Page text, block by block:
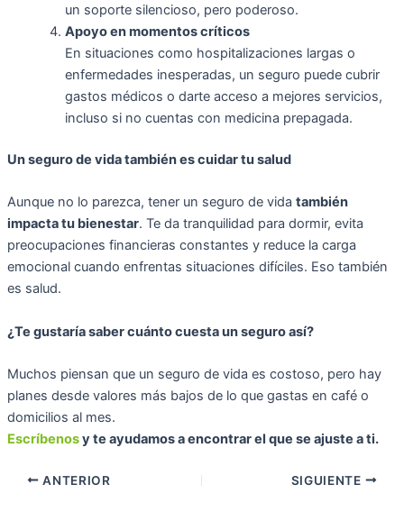
un soporte silencioso, pero poderoso.
Apoyo en momentos críticos
En situaciones como hospitalizaciones largas o
enfermedades inesperadas, un seguro puede cubrir
gastos médicos o darte acceso a mejores servicios,
incluso si no cuentas con medicina prepagada.
Un seguro de vida también es cuidar tu salud
Aunque no lo parezca, tener un seguro de vida también
impacta tu bienestar. Te da tranquilidad para dormir, evita
preocupaciones financieras constantes y reduce la carga
emocional cuando enfrentas situaciones difíciles. Eso también
es salud.
¿Te gustaría saber cuánto cuesta un seguro así?
Muchos piensan que un seguro de vida es costoso, pero hay
planes desde valores más bajos de lo que gastas en café o
domicilios al mes.
Escríbenosy te ayudamos a encontrar el que se ajuste a ti.
ANTERIOR SIGUIENTE